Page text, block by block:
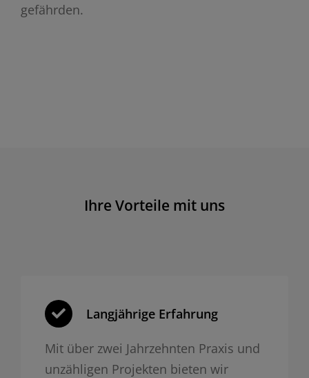
gefährden.
Ihre Vorteile mit uns
Langjährige Erfahrung
Mit über zwei Jahrzehnten Praxis und
unzähligen Projekten bieten wir